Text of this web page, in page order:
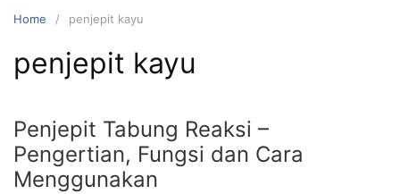
Home penjepit kayu
penjepit kayu
Penjepit Tabung Reaksi –
Pengertian, Fungsi dan Cara
Menggunakan